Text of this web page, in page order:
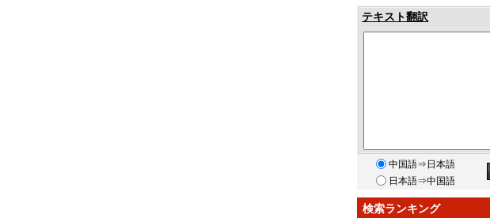
テキスト翻訳
中国語⇒日本語
日本語⇒中国語
検索ランキング